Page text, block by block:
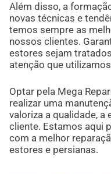
Além disso, a
novas técnicas e
temos sempre as
nossos clientes.
estores sejam
atenção que
Optar pela Mega
realizar uma
valoriza a qualidade,
cliente. Estamos aqui
com a melhor
estores e persianas.